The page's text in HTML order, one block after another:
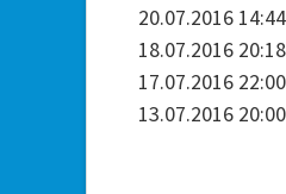
20.07.2016 14:44
18.07.2016 20:18
17.07.2016 22:00
13.07.2016 20:00